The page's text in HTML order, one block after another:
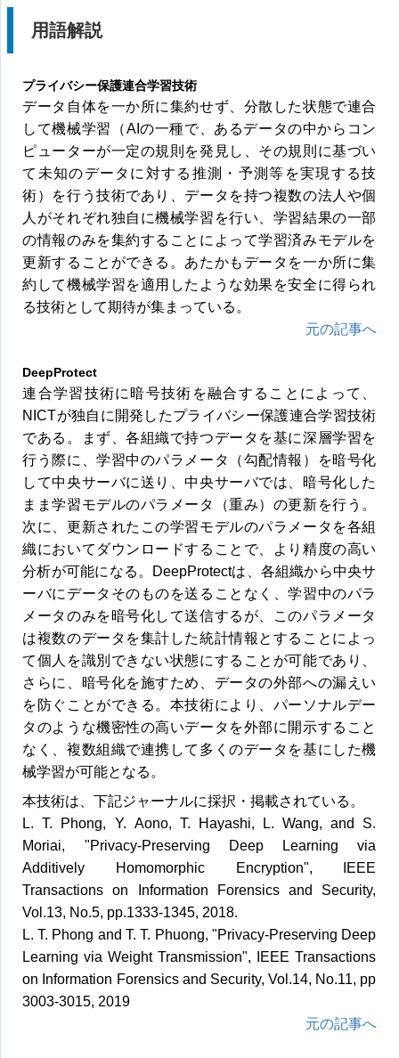
用語解説
プライバシー保護連合学習技術
データ自体を一か所に集約せず、分散した状態で連合
して機械学習（AIの一種で、あるデータの中からコン
ピューターが一定の規則を発見し、その規則に基づい
て未知のデータに対する推測・予測等を実現する技
術）を行う技術であり、データを持つ複数の法人や個
人がそれぞれ独自に機械学習を行い、学習結果の一部
の情報のみを集約することによって学習済みモデルを
更新することができる。あたかもデータを一か所に集
約して機械学習を適用したような効果を安全に得られ
る技術として期待が集まっている。
元の記事へ
DeepProtect
連合学習技術に暗号技術を融合することによって、
NICTが独自に開発したプライバシー保護連合学習技術
である。まず、各組織で持つデータを基に深層学習を
行う際に、学習中のパラメータ（勾配情報）を暗号化
して中央サーバに送り、中央サーバでは、暗号化した
まま学習モデルのパラメータ（重み）の更新を行う。
次に、更新されたこの学習モデルのパラメータを各組
織においてダウンロードすることで、より精度の高い
分析が可能になる。DeepProtectは、各組織から中央サ
ーバにデータそのものを送ることなく、学習中のパラ
メータのみを暗号化して送信するが、このパラメータ
は複数のデータを集計した統計情報とすることによっ
て個人を識別できない状態にすることが可能であり、
さらに、暗号化を施すため、データの外部への漏えい
を防ぐことができる。本技術により、パーソナルデー
タのような機密性の高いデータを外部に開示すること
なく、複数組織で連携して多くのデータを基にした機
械学習が可能となる。
本技術は、下記ジャーナルに採択・掲載されている。
L. T. Phong, Y. Aono, T. Hayashi, L. Wang, and S.
Moriai, "Privacy-Preserving Deep Learning via
Additively Homomorphic Encryption", IEEE
Transactions on Information Forensics and Security,
Vol.13, No.5, pp.1333-1345, 2018.
L. T. Phong and T. T. Phuong, "Privacy-Preserving Deep
Learning via Weight Transmission", IEEE Transactions
on Information Forensics and Security, Vol.14, No.11, pp
3003-3015, 2019
元の記事へ